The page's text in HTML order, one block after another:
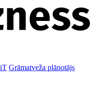
Grāmatveža plānotājs